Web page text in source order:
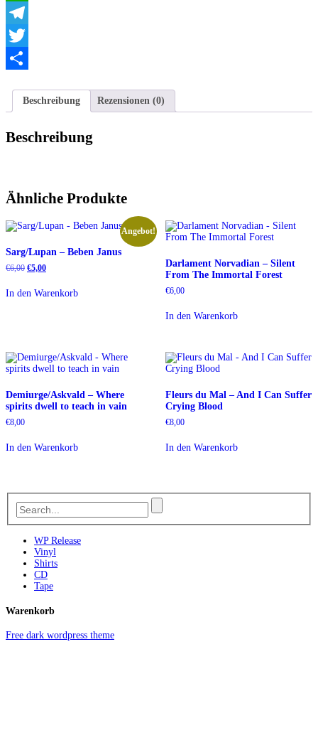
WhatsApp
Telegram
Twitter
Beschreibung
Rezensionen (0)
Beschreibung
Ähnliche Produkte
Angebot!
Sarg/Lupan – Beben Janus
€6,00 Ursprünglicher
war:
€6,00
€5,00Aktueller
€5,00.
In den Warenkorb
Darlament Norvadian – Silent
From The Immortal Forest
€6,00
In den Warenkorb
Demiurge/Askvald – Where
spirits dwell to teach in vain
€8,00
In den Warenkorb
Fleurs du Mal – And I Can Suffer
Crying Blood
€8,00
In den Warenkorb
WP Release
Vinyl
Shirts
CD
Tape
Warenkorb
Free dark wordpress theme